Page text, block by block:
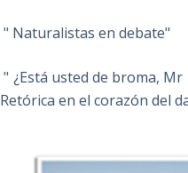
" Naturalistas en debate"
" ¿Está usted de broma, Mr
Retórica en el corazón del